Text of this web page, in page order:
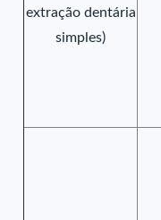
extração dentária
simples)